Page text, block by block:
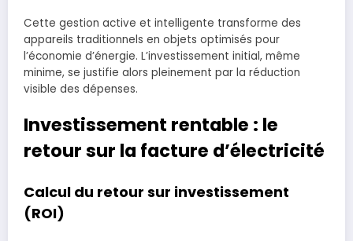
Cette gestion active et intelligente transforme des
appareils traditionnels en objets optimisés pour
l’économie d’énergie. L’investissement initial, même
minime, se justifie alors pleinement par la réduction
visible des dépenses.
Investissement rentable : le
retour sur la facture d’électricité
Calcul du retour sur investissement
(ROI)